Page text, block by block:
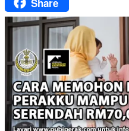
Facebook